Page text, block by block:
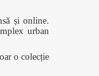
și online.
urban
o colecție